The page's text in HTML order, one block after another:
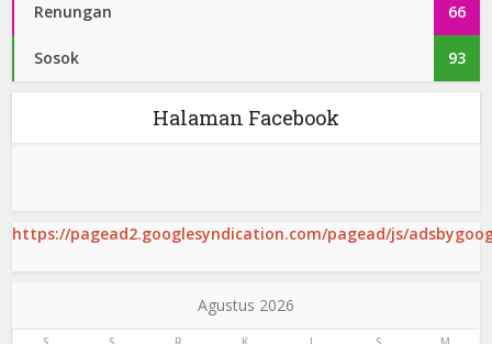
Renungan 66
Sosok 93
Halaman Facebook
https://pagead2.googlesyndication.com/pagead/js/
Agustus 2026